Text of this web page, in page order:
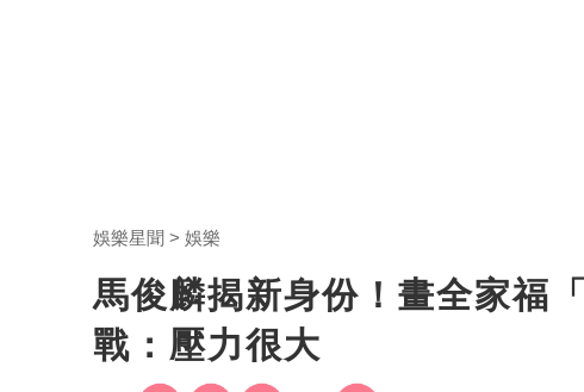
娛樂星聞 娛樂
馬俊麟揭新身份！畫全家福
戰：壓力很大